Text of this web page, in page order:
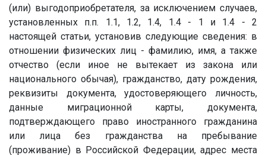
(или) выгодоприобретателя, за исключением случаев,
установленных п.п. 1.1, 1.2, 1.4, 1.4 - 1 и 1.4 - 2
настоящей статьи, установив следующие сведения: в
отношении физических лиц - фамилию, имя, а также
отчество (если иное не вытекает из закона или
национального обычая), гражданство, дату рождения,
реквизиты документа, удостоверяющего личность,
данные миграционной карты, документа,
подтверждающего право иностранного гражданина
или лица без гражданства на пребывание
(проживание) в Российской Федерации, адрес места